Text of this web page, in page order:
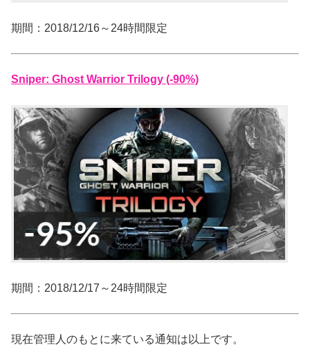
期間：2018/12/16～24時間限定
Sniper: Ghost Warrior Trilogy (-90%)
期間：2018/12/17～24時間限定
現在管理人のもとに来ている通知は以上です。